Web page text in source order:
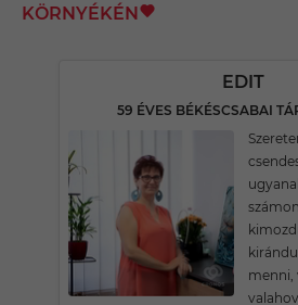
KÖRNYÉKÉN
EDIT
59 ÉVES BÉKÉSCSABAI
menni,